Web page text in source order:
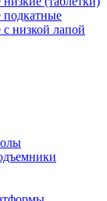
подкатные
низкой лапой